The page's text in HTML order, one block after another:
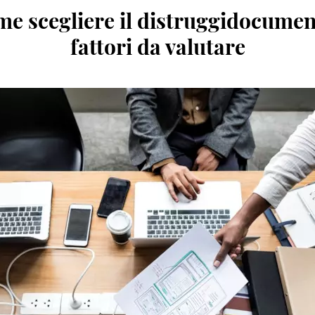
scegliere il
fattori da valutare